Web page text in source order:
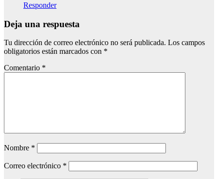
Responder
Deja una respuesta
Tu dirección de correo electrónico no será publicada. Los campos
obligatorios están marcados con *
Comentario *
Nombre *
Correo electrónico *